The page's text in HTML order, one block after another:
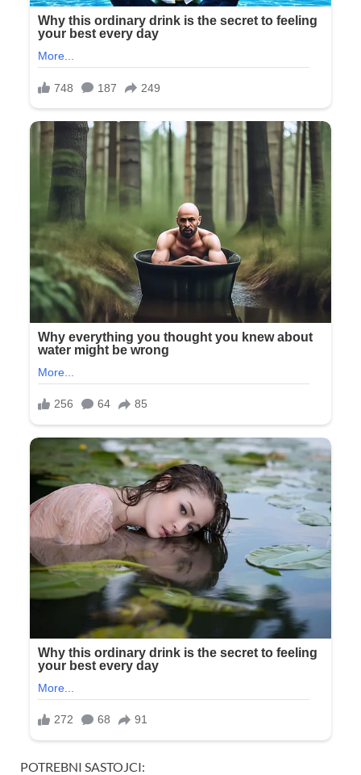
POTREBNI SASTOJCI: